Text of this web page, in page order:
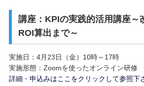
講座：KPIの実践的活用講座～
ROI算出まで～
実施日：4月23日（金）10時～17時
実施形態：Zoomを使ったオンライン研修
詳細・申込みはここをクリックして参照下